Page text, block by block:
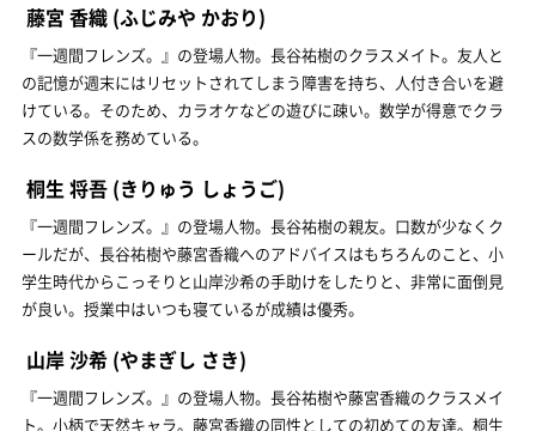
藤宮 香織 (ふじみや かおり)
『一週間フレンズ。』の登場人物。長谷祐樹のクラスメイト。友人と
の記憶が週末にはリセットされてしまう障害を持ち、人付き合いを避
けている。そのため、カラオケなどの遊びに疎い。数学が得意でクラ
スの数学係を務めている。
桐生 将吾 (きりゅう しょうご)
『一週間フレンズ。』の登場人物。長谷祐樹の親友。口数が少なくク
ールだが、長谷祐樹や藤宮香織へのアドバイスはもちろんのこと、小
学生時代からこっそりと山岸沙希の手助けをしたりと、非常に面倒見
が良い。授業中はいつも寝ているが成績は優秀。
山岸 沙希 (やまぎし さき)
『一週間フレンズ。』の登場人物。長谷祐樹や藤宮香織のクラスメイ
ト。小柄で天然キャラ。藤宮香織の同性としての初めての友達。桐生